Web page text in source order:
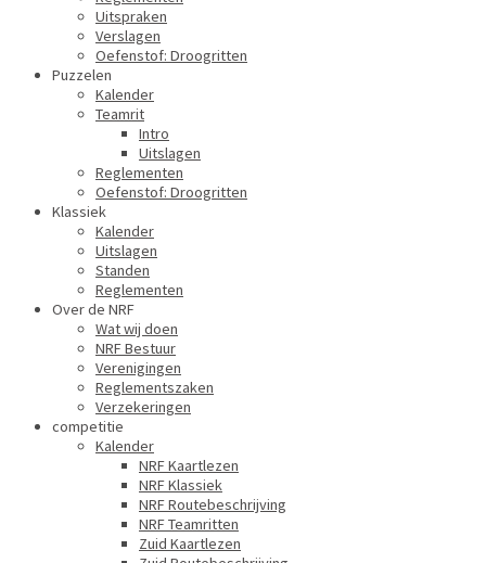
Uitspraken
Verslagen
Oefenstof: Droogritten
Puzzelen
Kalender
Teamrit
Intro
Uitslagen
Reglementen
Oefenstof: Droogritten
Klassiek
Kalender
Uitslagen
Standen
Reglementen
Over de NRF
Wat wij doen
NRF Bestuur
Verenigingen
Reglementszaken
Verzekeringen
competitie
Kalender
NRF Kaartlezen
NRF Klassiek
NRF Routebeschrijving
NRF Teamritten
Zuid Kaartlezen